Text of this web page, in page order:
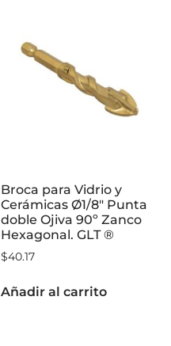
Broca para Vidrio y
Cerámicas Ø1/8″ Punta
doble Ojiva 90º Zanco
Hexagonal. GLT ®
$40.17
Añadir al carrito